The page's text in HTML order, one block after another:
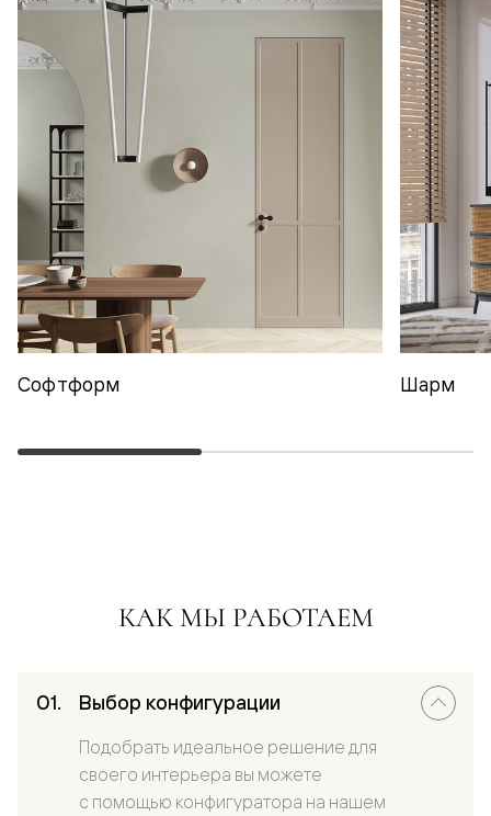
Софтформ Шарм
КАК МЫ РАБОТАЕМ
Выбор конфигурации
Подобрать идеальное решение для
своего интерьера вы можете
с помощью конфигуратора на нашем